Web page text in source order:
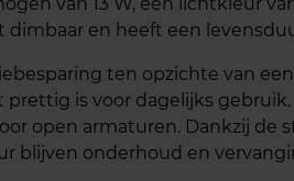
dimbaar en heeft een
ten opzichte van
is voor dagelijks
open armaturen. Dankzij de
blijven onderhoud en